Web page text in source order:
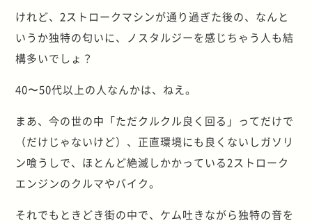
けれど、2ストロークマシンが通り過ぎた後の、なんと
いうか独特の匂いに、ノスタルジーを感じちゃう人も結
構多いでしょ？
40〜50代以上の人なんかは、ねえ。
まあ、今の世の中「ただクルクル良く回る」ってだけで
（だけじゃないけど）、正直環境にも良くないしガソリ
ン喰うしで、ほとんど絶滅しかかっている2ストローク
エンジンのクルマやバイク。
それでもときどき街の中で、ケム吐きながら独特の音を